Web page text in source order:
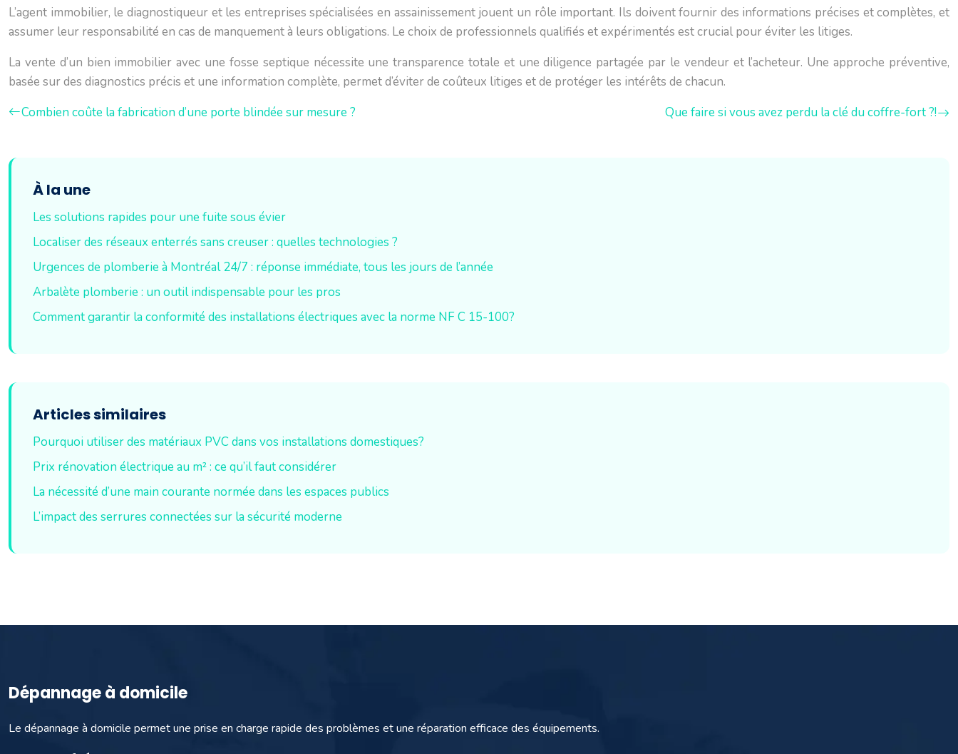
L’agent immobilier, le diagnostiqueur et les entreprises spécialisées en assainissement jouent un rôle important. Ils doivent fournir des informations précises et complètes, et
assumer leur responsabilité en cas de manquement à leurs obligations. Le choix de professionnels qualifiés et expérimentés est crucial pour éviter les litiges.
La vente d’un bien immobilier avec une fosse septique nécessite une transparence totale et une diligence partagée par le vendeur et l’acheteur. Une approche préventive,
basée sur des diagnostics précis et une information complète, permet d’éviter de coûteux litiges et de protéger les intérêts de chacun.
Combien coûte la fabrication d’une porte blindée sur mesure ?
Que faire si vous avez perdu la clé du coffre-fort ?!
À la une
Les solutions rapides pour une fuite sous évier
Localiser des réseaux enterrés sans creuser : quelles technologies ?
Urgences de plomberie à Montréal 24/7 : réponse immédiate, tous les jours de l’année
Arbalète plomberie : un outil indispensable pour les pros
Comment garantir la conformité des installations électriques avec la norme NF C 15-100?
Articles similaires
Pourquoi utiliser des matériaux PVC dans vos installations domestiques?
Prix rénovation électrique au m² : ce qu’il faut considérer
La nécessité d’une main courante normée dans les espaces publics
L’impact des serrures connectées sur la sécurité moderne
Dépannage à domicile
Le dépannage à domicile permet une prise en charge rapide des problèmes et une réparation efficace des équipements.